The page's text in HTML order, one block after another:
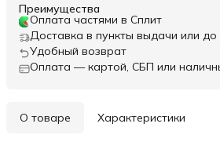
Преимущества
Оплата частями в Сплит
Доставка в пункты выдачи или до
Удобный возврат
Оплата — картой, СБП или
О товаре Характеристики